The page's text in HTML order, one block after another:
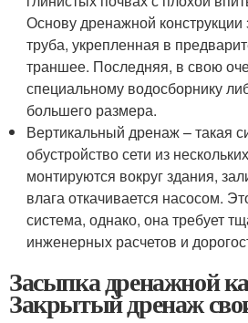
Основу дренажной конструкции
труба, укрепленная в
траншее. Последняя, в свою
специальному водосборнику
большего размера.
Вертикальный дренаж – такая
обустройство сети из
монтируются вокруг здания,
влага откачивается насосом.
система, однако, она требует
инженерных расчетов и
Засыпка дренажной
Закрытый дренаж